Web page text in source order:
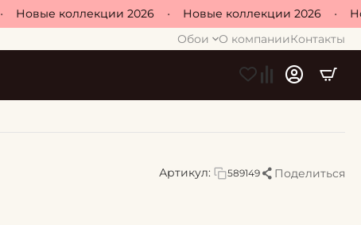
Новые коллекции 2026 • Новые коллекции 2026 •
Обои
О компанииКонтакты
Артикул: 589149 Поделиться